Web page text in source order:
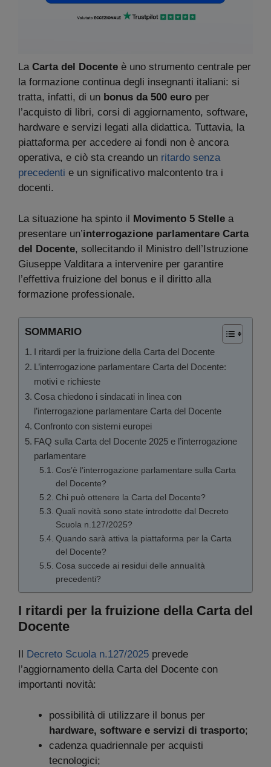
La Carta del Docente è uno strumento centrale per
la formazione continua degli insegnanti italiani: si
tratta, infatti, di un bonus da 500 euro per
l’acquisto di libri, corsi di aggiornamento, software,
hardware e servizi legati alla didattica. Tuttavia, la
piattaforma per accedere ai fondi non è ancora
operativa, e ciò sta creando un ritardo senza
precedenti e un significativo malcontento tra i
docenti.
La situazione ha spinto il Movimento 5 Stelle a
presentare un’interrogazione parlamentare Carta
del Docente, sollecitando il Ministro dell’Istruzione
Giuseppe Valditara a intervenire per garantire
l’effettiva fruizione del bonus e il diritto alla
formazione professionale.
SOMMARIO
I ritardi per la fruizione della Carta del Docente
L’interrogazione parlamentare Carta del Docente:
motivi e richieste
Cosa chiedono i sindacati in linea con
l’interrogazione parlamentare Carta del Docente
Confronto con sistemi europei
FAQ sulla Carta del Docente 2025 e l’interrogazione
parlamentare
Cos’è l’interrogazione parlamentare sulla Carta
del Docente?
Chi può ottenere la Carta del Docente?
Quali novità sono state introdotte dal Decreto
Scuola n.127/2025?
Quando sarà attiva la piattaforma per la Carta
del Docente?
Cosa succede ai residui delle annualità
precedenti?
I ritardi per la fruizione della Carta del
Docente
Decreto Scuola n.127/2025 prevede
l’aggiornamento della Carta del Docente con
importanti novità:
possibilità di utilizzare il bonus per
hardware, software e servizi di trasporto;
cadenza quadriennale per acquisti
tecnologici;